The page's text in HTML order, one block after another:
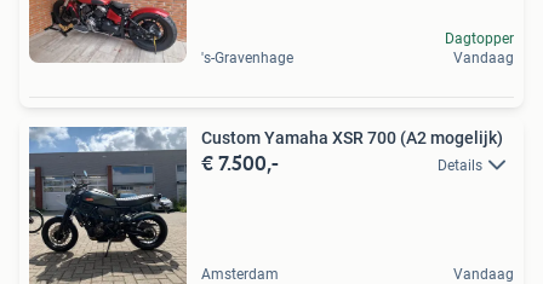
's-Gravenhage
Dagtopper
Vandaag
Custom Yamaha XSR 700 (A2 mogelijk)
€ 7.500,- Details
Amsterdam Vandaag